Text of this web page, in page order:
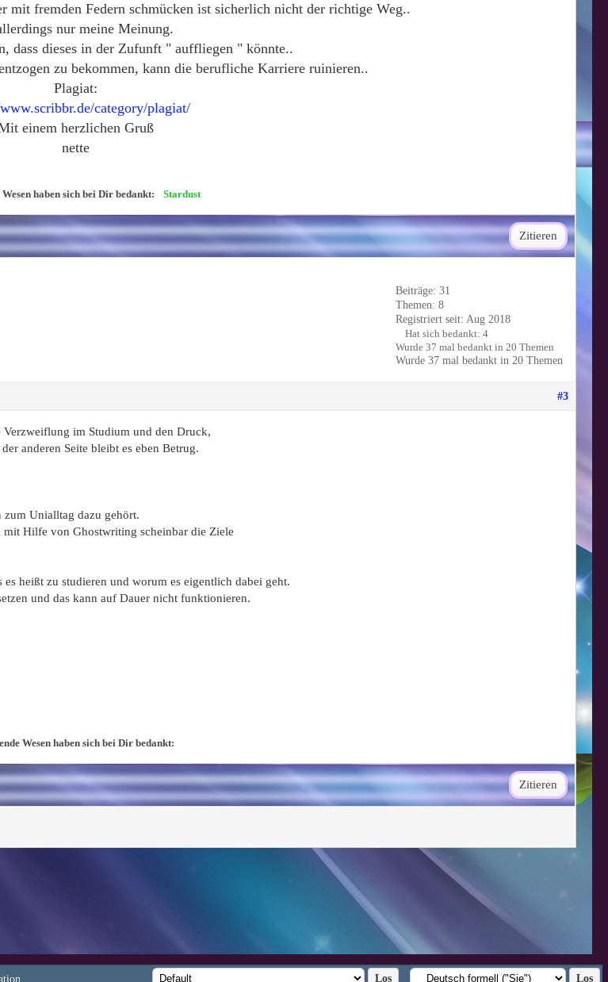
mit fremden Federn schmücken ist sicherlich nicht der richtige Weg..
nur meine Meinung.
dass dieses in der Zufunft " auffliegen " könnte..
zu bekommen, kann die berufliche Karriere ruinieren..
Plagiat:
category/plagiat/
einem herzlichen Gruß
nette
haben sich bei Dir bedankt: Stardust
Zitieren
Beiträge: 31
Themen: 8
Registriert seit: Aug 2018
Hat sich bedankt: 4
Wurde 37 mal bedankt in 20 Themen
Wurde 37 mal bedankt in 20 Themen
#3
im Studium und den Druck,
anderen Seite bleibt es eben Betrug.
Unialltag dazu gehört.
mit Hilfe von Ghostwriting scheinbar die Ziele
heißt zu studieren und worum es eigentlich dabei geht.
und das kann auf Dauer nicht funktionieren.
Wesen haben sich bei Dir bedankt:
Zitieren